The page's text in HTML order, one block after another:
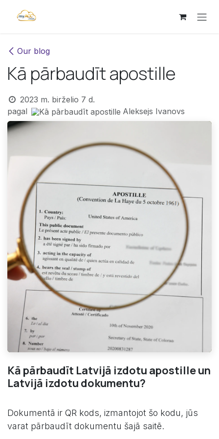
Our blog
Kā pārbaudīt apostille
2023 m. birželio 7 d.
pagal
Aleksejs Ivanovs
Kā pārbaudīt Latvijā izdotu apostille un
Latvijā izdotu dokumentu?
Dokumentā ir QR kods, izmantojot šo kodu, jūs
varat pārbaudīt dokumentu šajā saitē.